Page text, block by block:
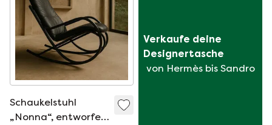
Schaukelstuhl
„Nonna“, entworfen
Verkaufe deine
Designertasche
von Hermès bis Sandro